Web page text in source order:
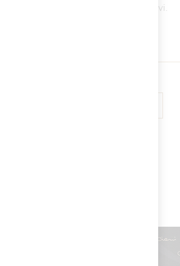
e più saranno i tuoi vantaggi esclusivi.